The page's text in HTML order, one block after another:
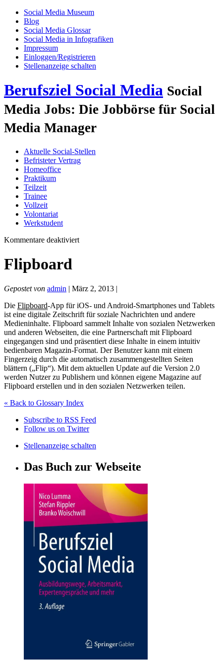
Social Media Museum
Blog
Social Media Glossar
Social Media in Infografiken
Impressum
Einloggen/Registrieren
Stellenanzeige schalten
Berufsziel Social Media Social
Media Jobs: Die Jobbörse für Social
Media Manager
Aktuelle Social-Stellen
Befristeter Vertrag
Homeoffice
Praktikum
Teilzeit
Trainee
Vollzeit
Volontariat
Werkstudent
Kommentare deaktiviertfür
Flipboard
Gepostet von admin | März 2, 2013 |
Die Flipboard-App für iOS- und Android-Smartphones und Tablets
ist eine digitale Zeitschrift für soziale Nachrichten und andere
Medieninhalte. Flipboard sammelt Inhalte von sozialen Netzwerken
und anderen Webseiten, die eine Partnerschaft mit Flipboard
eingegangen sind und präsentiert diese Inhalte in einem intuitiv
bedienbaren Magazin-Format. Der Benutzer kann mit einem
Fingerzeig durch die automatisch zusammengestellten Seiten
blättern („Flip“). Mit dem aktuellen Update auf die Version 2.0
werden Nutzer zu Publishern und können eigene Magazine auf
Flipboard erstellen und in den sozialen Netzwerken teilen.
« Back to Glossary Index
Subscribe to RSS Feed
Follow us on Twitter
Stellenanzeige schalten
Das Buch zur Webseite